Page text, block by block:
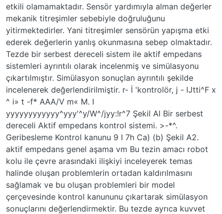
etkili olamamaktadır. Sensör yardımıyla alman değerler
mekanik titreşimler sebebiyle doğruluğunu
yitirmektedirler. Yani titreşimler sensörün yapışma etki
ederek değerlerin yanlış okunmasına sebep olmaktadır.
Tezde bir serbest dereceli sistem ile aktif empedans
sistemleri ayrıntılı olarak incelenmiş ve simülasyonu
çıkartılmıştır. Simülasyon sonuçlan ayrıntılı şekilde
incelenerek değerlendirilmiştir. r- İ 'kontrolör, j - lJtti^F x
^ i» t -f* AAA/V m« M. I
yyyyyyyyyyyy^yyy'^y/W^/jyy:!r^7 Şekil Al Bir serbest
dereceli Aktif empedans kontrol sistemi. >-*^.
Geribesleme Kontrol kanunu 9 I 7h Ca) (b) Şekil A2.
aktif empedans genel aşama vm Bu tezin amacı robot
kolu ile çevre arasındaki ilişkiyi inceleyerek temas
halinde oluşan problemlerin ortadan kaldırılmasını
sağlamak ve bu oluşan problemleri bir model
çerçevesinde kontrol kanununu çıkartarak simülasyon
sonuçlarını değerlendirmektir. Bu tezde ayrıca kuvvet